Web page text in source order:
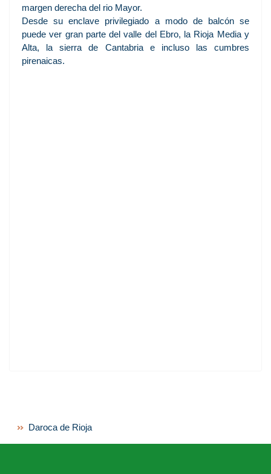
margen derecha del rio Mayor.
Desde su enclave privilegiado a modo de balcón se
puede ver gran parte del valle del Ebro, la Rioja Media y
Alta, la sierra de Cantabria e incluso las cumbres
pirenaicas.
Daroca de Rioja